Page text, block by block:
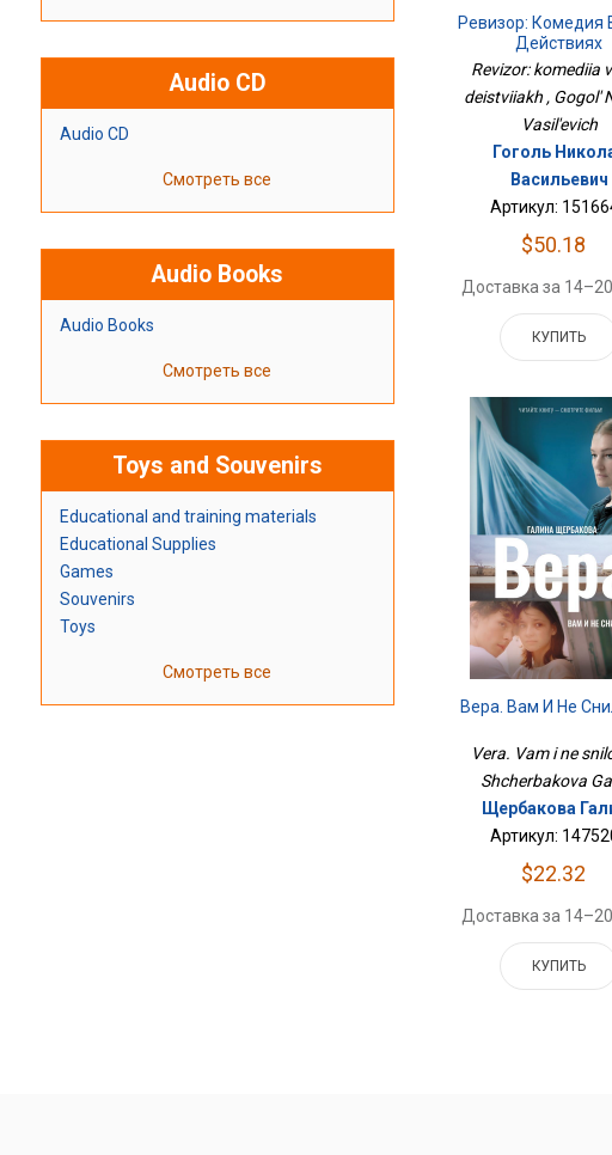
Audio CD
Audio CD
Смотреть все
Audio Books
Audio Books
Смотреть все
Toys and Souvenirs
Educational and training materials
Educational Supplies
Games
Souvenirs
Toys
Смотреть все
Ревизор: Комедия
Действиях
Revizor: komediia
deistviiakh , Gogol'
Vasil'evich
Гоголь
Васильевич
Артикул:
$50.18
Доставка за
КУПИТЬ
Вера. Вам И Не
Vera. Vam i ne
Shcherbakova
Щербакова
Артикул:
$22.32
Доставка за
КУПИТЬ